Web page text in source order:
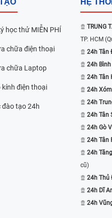
học thử MIỄN PHÍ
chữa điện thoại
chữa Laptop
kính điện thoại
đào tạo 24h
TRUNG
TP. HCM
24h Tân
24h
24h Tân
24h
24h
24h Tân
24h Gò
24h Tân
24h
cũ)
24h Thủ
24h Dĩ
24h